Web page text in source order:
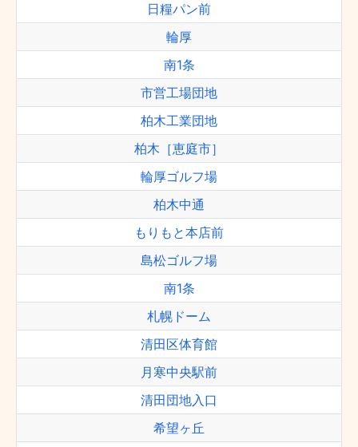
日糧パン前
輪厚
南1条
市営工場団地
柏木工業団地
柏木［恵庭市］
輪厚ゴルフ場
柏木中通
もりもと本店前
島松ゴルフ場
南1条
札幌ドーム
清田区体育館
月寒中央駅前
清田団地入口
希望ヶ丘